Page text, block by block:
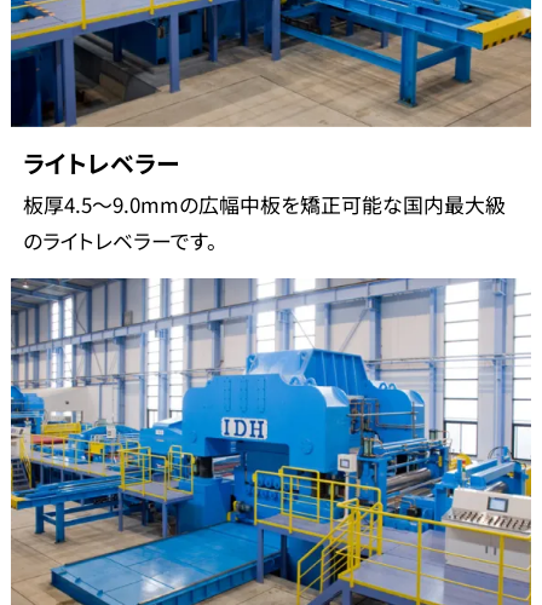
ライトレベラー
板厚4.5～9.0mmの広幅中板を矯正可能な国内最大級
のライトレベラーです。